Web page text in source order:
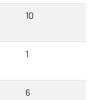
10
1
6